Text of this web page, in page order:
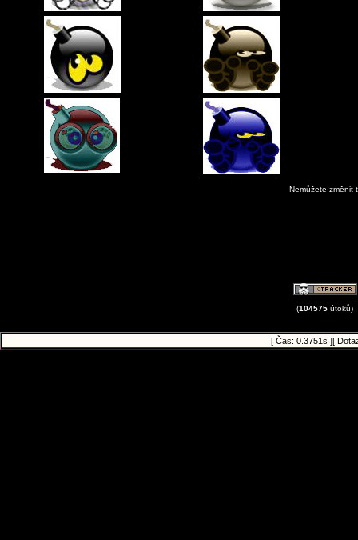
Nemůžete změnit
(104575 útoků)
[ Čas: 0.3751s ][